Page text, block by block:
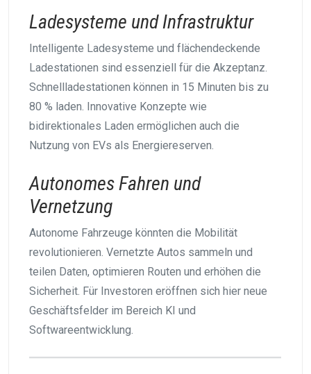
Ladesysteme und Infrastruktur
Intelligente Ladesysteme und flächendeckende
Ladestationen sind essenziell für die Akzeptanz.
Schnellladestationen können in 15 Minuten bis zu
80 % laden. Innovative Konzepte wie
bidirektionales Laden ermöglichen auch die
Nutzung von EVs als Energiereserven.
Autonomes Fahren und
Vernetzung
Autonome Fahrzeuge könnten die Mobilität
revolutionieren. Vernetzte Autos sammeln und
teilen Daten, optimieren Routen und erhöhen die
Sicherheit. Für Investoren eröffnen sich hier neue
Geschäftsfelder im Bereich KI und
Softwareentwicklung.